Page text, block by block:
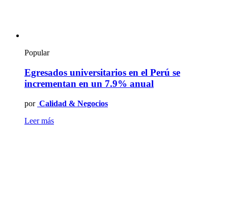
Popular
Egresados universitarios en el Perú se
incrementan en un 7.9% anual
por Calidad & Negocios
Leer más